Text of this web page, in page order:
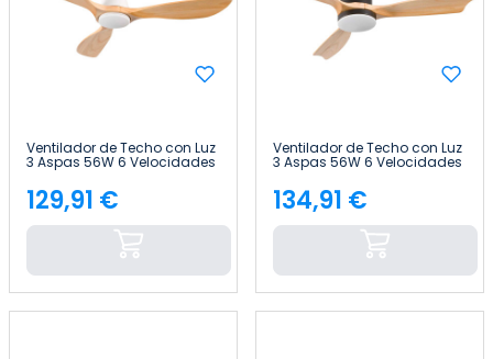
Ventilador de Techo con Luz
3 Aspas 56W 6 Velocidades
Dakota Thinia Home
Precio
129,91 €
Ventilador de Techo con Luz
3 Aspas 56W 6 Velocidades
Nueva York Thinia Home
Precio
134,91 €